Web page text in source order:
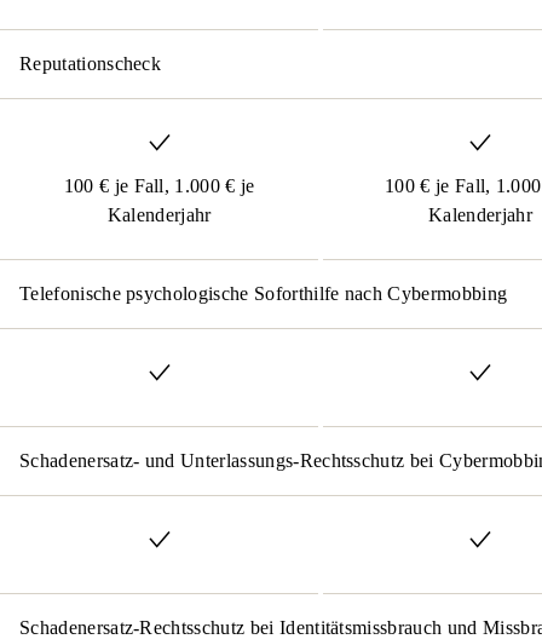
Reputationscheck
100 € je Fall, 1.000 € je
Kalenderjahr
100 € je Fall,
Kalenderjahr
Telefonische psychologische Soforthilfe nach Cybermobbing
Schadenersatz- und Unterlassungs-Rechtsschutz bei
Schadenersatz-Rechtsschutz bei Identitätsmissbrauch und